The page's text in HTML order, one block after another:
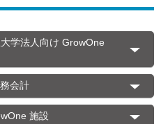
学法人向け GrowOne
会計
施設